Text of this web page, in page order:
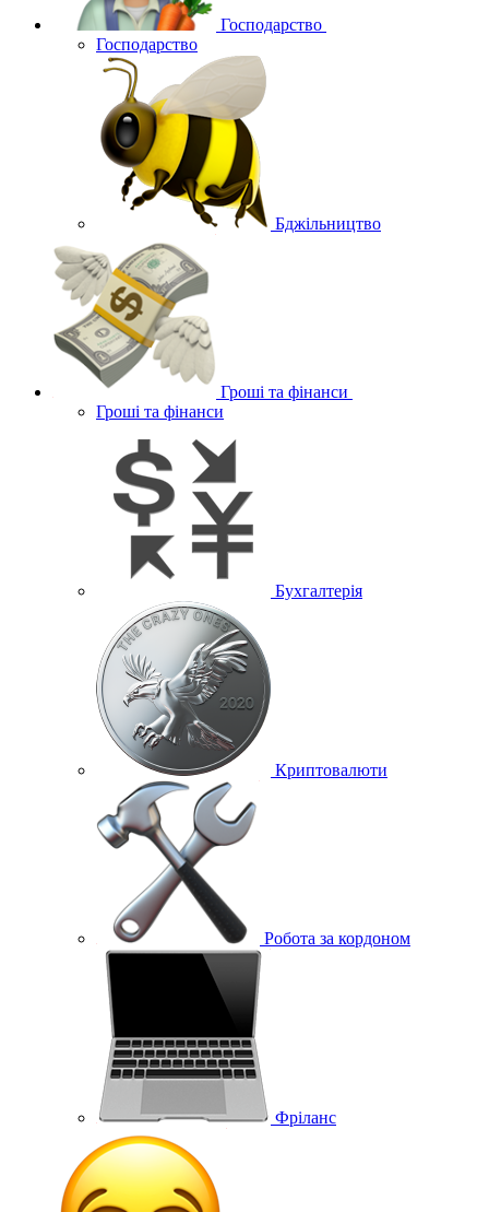
Господарство
Господарство
Бджільництво
Гроші та фінанси
Гроші та фінанси
Бухгалтерія
Криптовалюти
Робота за кордоном
Фріланс